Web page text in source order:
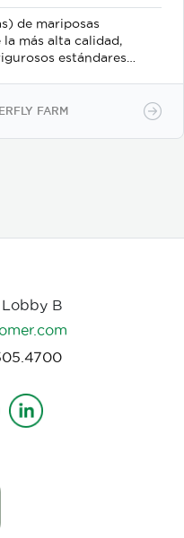
de mariposas
más alta calidad,
estándares
un producto
internacionales.
FARM
Lobby B